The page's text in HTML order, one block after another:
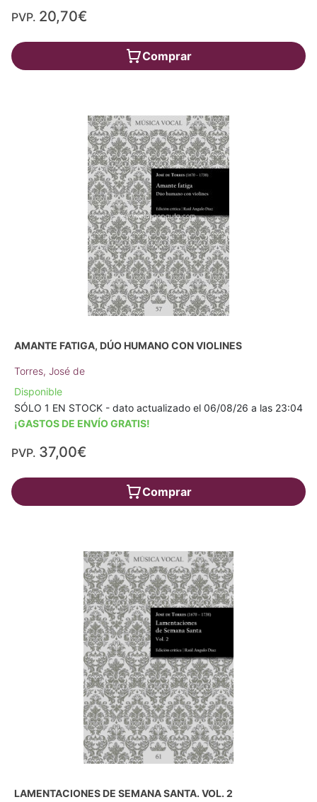
PVP. 20,70€
Comprar
AMANTE FATIGA, DÚO HUMANO CON VIOLINES
Torres, José de
Disponible
SÓLO 1 EN STOCK - dato actualizado el 06/08/26 a las 23:04
¡GASTOS DE ENVÍO GRATIS!
PVP. 37,00€
Comprar
LAMENTACIONES DE SEMANA SANTA. VOL. 2